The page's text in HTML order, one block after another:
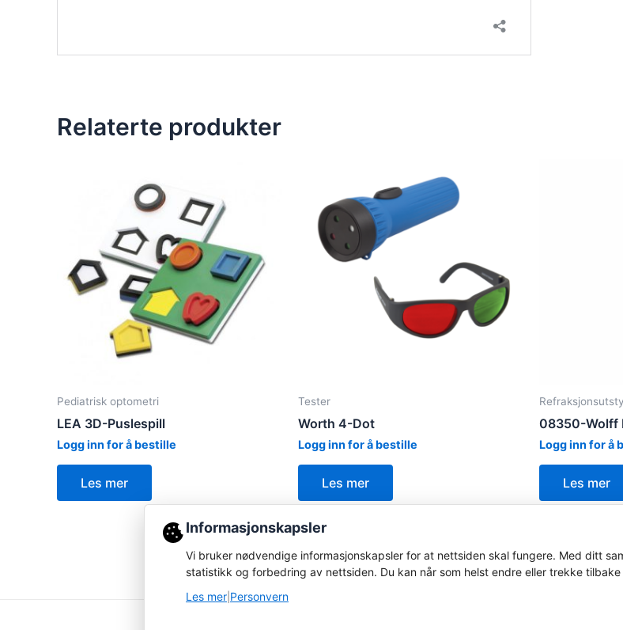
Relaterte produkter
Pediatrisk optometri
LEA 3D-Puslespill
Logg inn for å bestille
Les mer
Tester
Worth 4-Dot
Logg inn for å bestille
Les mer
08350-Wolff
Logg inn for å
Les mer
Informasjonskapsler
Vi bruker nødvendige informasjonskapsler for at nettsiden skal fungere. Med ditt
statistikk og forbedring av nettsiden. Du kan når som helst endre eller trekke
Les mer Personvern